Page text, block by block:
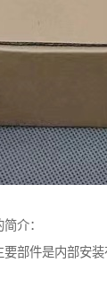
介：
要部件是内部安